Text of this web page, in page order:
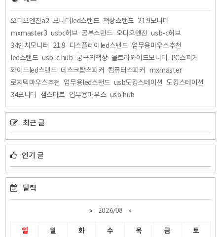
오디오엔진a2 모니터led스탠드 책상스탠드 21:9모니터
mxmaster3 usbc허브 공부스탠드 오디오엔진 usb-c허브
34인치모니터
21:9 디스플레이led스탠드 업무용마우스추천
led스탠드 usb-c hub 궁극의책상 울트라와이드모니터
PC스피커
와이드led스탠드 데스크탑스피커 컴퓨터스피커
mxmaster
로지텍마우스추천
업무용led스탠드 usb도킹스테이션 도킹스테이션
34모니터
샘스마트 업무용마우스 usb hub
최근 글
인기 글
달력
« 2026/08 »
일 월 화 수 목 금 토